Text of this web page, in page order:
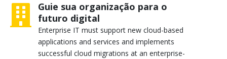
Guie sua organização para o
futuro digital
Enterprise IT must support new cloud-based
applications and services and implements
successful cloud migrations at an enterprise-